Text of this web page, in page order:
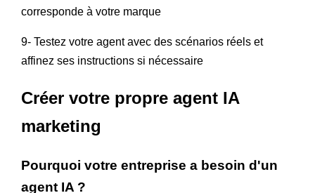
corresponde à votre marque
9- Testez votre agent avec des scénarios réels et
affinez ses instructions si nécessaire
Créer votre propre agent IA
marketing
Pourquoi votre entreprise a besoin d'un
agent IA ?